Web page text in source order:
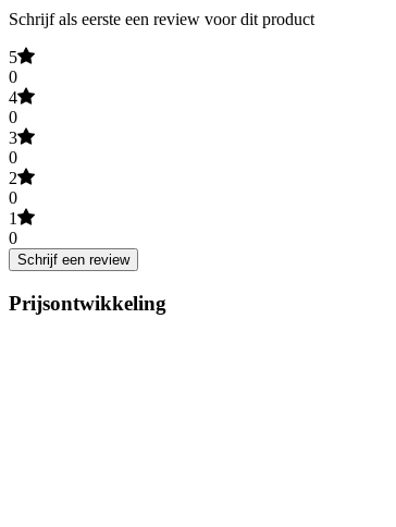
Schrijf als eerste een review voor dit product
5
0
4
0
3
0
2
0
1
0
Schrijf een review
Prijsontwikkeling